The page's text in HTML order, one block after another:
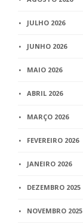
JULHO 2026
JUNHO 2026
MAIO 2026
ABRIL 2026
MARÇO 2026
FEVEREIRO 2026
JANEIRO 2026
DEZEMBRO 2025
NOVEMBRO 2025